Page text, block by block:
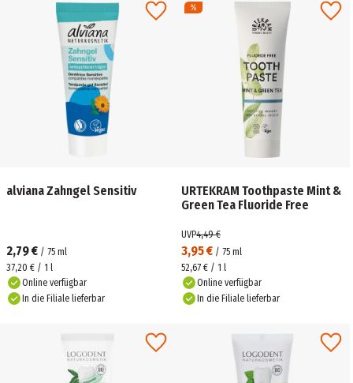
alviana Zahngel Sensitiv
2,79 € / 75 ml
37,20 € / 1 l
Online verfügbar
In die Filiale lieferbar
URTEKRAM Toothpaste Mint &
Green Tea Fluoride Free
3,95 € / 75 ml
UVP4,49 €
52,67 € / 1 l
Online verfügbar
In die Filiale lieferbar